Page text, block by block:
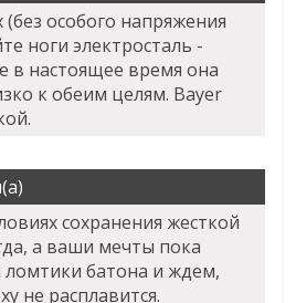
(без особого напряжения
ноги электросталь -
в настоящее время она
к обеим целям. Bayer
сохранения жесткой
а ваши мечты пока
батона и ждем,
не расплавится.